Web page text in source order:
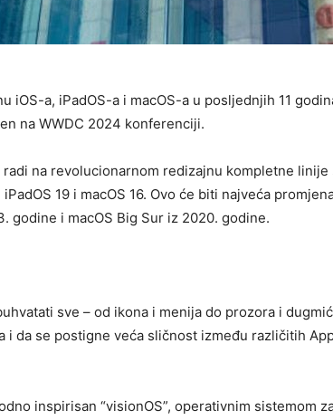
iOS-a, iPadOS-a i macOS-a u posljednjih 11
na WWDC 2024 konferenciji.
radi na revolucionarnom redizajnu kompletne linije
19 i macOS 16. Ovo će biti najveća
godine i macOS Big Sur iz 2020. godine.
sve – od ikona i menija do prozora i
i da se postigne veća sličnost između različitih
inspirisan “visionOS”, operativnim sistemom